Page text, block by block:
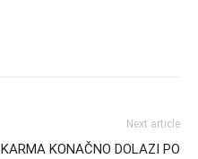
Next article
KARMA KONAČNO DOLAZI PO